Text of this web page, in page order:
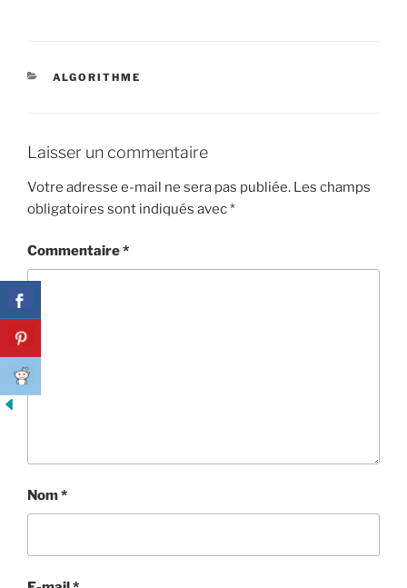
CATÉGORIES
ALGORITHME
Laisser un commentaire
Votre adresse e-mail ne sera pas publiée. Les champs
obligatoires sont indiqués avec*
Commentaire*
Nom*